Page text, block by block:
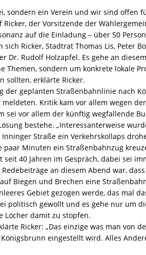
sondern ein Verein und wir sind offen
Ricker, der Vorsitzende der
auf die Einladung – über 50
sich Ricker, Stadtrat Thomas Lis, Peter
Dr. Rudolf Holzapfel. Es gehe an
Themen, sondern um konkrete lokale
sollten, erklärte Ricker.
der geplanten Straßenbahnlinie nach
meldeten. Kritik kam vor allem wegen
sei vor allem der künftig wegfallende
bestehe. „Interessanterweise
Straße ein Verkehrskollaps
Minuten ein Straßenbahnzug
40 Jahren im Gespräch, dabei sei
an diesem Abend war,
Biegen und Brechen eine
Gebiet gezogen werde, das mal
politisch gewollt und es gehe nur um
Löcher damit zu stopfen.
Ricker: „Das einzige was man von
eingestellt wird. Alles